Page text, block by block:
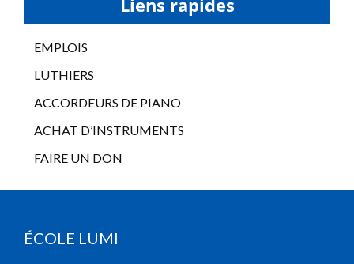
Liens rapides
EMPLOIS
LUTHIERS
ACCORDEURS DE PIANO
ACHAT D’INSTRUMENTS
FAIRE UN DON
ÉCOLE LUMI